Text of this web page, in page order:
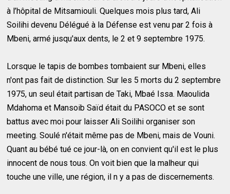
à l’hôpital de Mitsamiouli. Quelques mois plus tard, Ali
Soilihi devenu Délégué à la Défense est venu par 2 fois à
Mbeni, armé jusqu'aux dents, le 2 et 9 septembre 1975.
Lorsque le tapis de bombes tombaient sur Mbeni, elles
n'ont pas fait de distinction. Sur les 5 morts du 2 septembre
1975, un seul était partisan de Taki, Mbaé Issa. Maoulida
Mdahoma et Mansoib Saïd était du PASOCO et se sont
battus avec moi pour laisser Ali Soilihi organiser son
meeting. Soulé n'était même pas de Mbeni, mais de Vouni.
Quant au bébé tué ce jour-là, on en convient qu'il est le plus
innocent de nous tous. On voit bien que la malheur qui
touche une ville, une région, il n y a pas de discernements.